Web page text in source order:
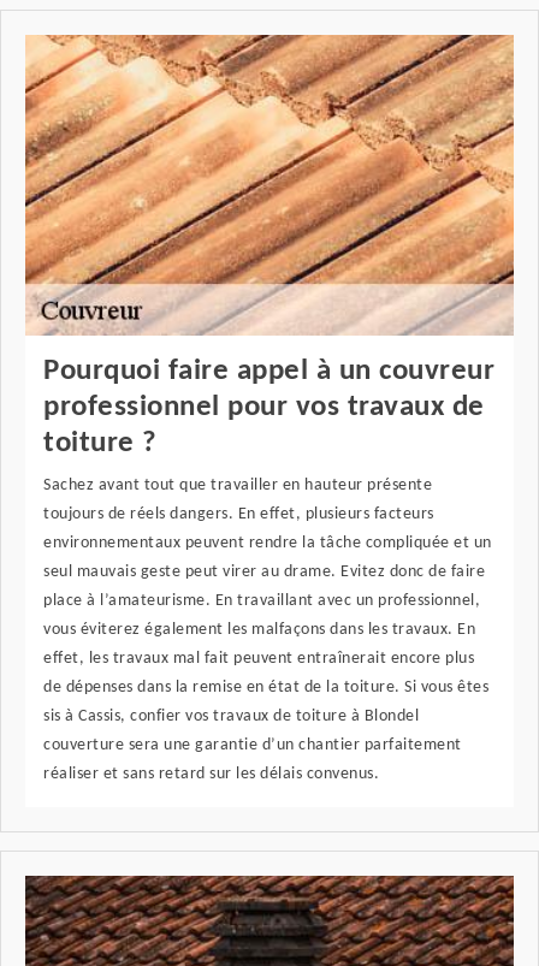
Pourquoi faire appel à un couvreur
professionnel pour vos travaux de
toiture ?
Sachez avant tout que travailler en hauteur présente
toujours de réels dangers. En effet, plusieurs facteurs
environnementaux peuvent rendre la tâche compliquée et un
seul mauvais geste peut virer au drame. Evitez donc de faire
place à l’amateurisme. En travaillant avec un professionnel,
vous éviterez également les malfaçons dans les travaux. En
effet, les travaux mal fait peuvent entraînerait encore plus
de dépenses dans la remise en état de la toiture. Si vous êtes
sis à Cassis, confier vos travaux de toiture à Blondel
couverture sera une garantie d’un chantier parfaitement
réaliser et sans retard sur les délais convenus.